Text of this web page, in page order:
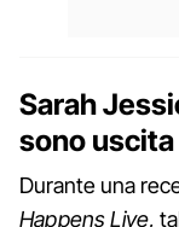
Sarah
sono
Durante una
Happens Live,